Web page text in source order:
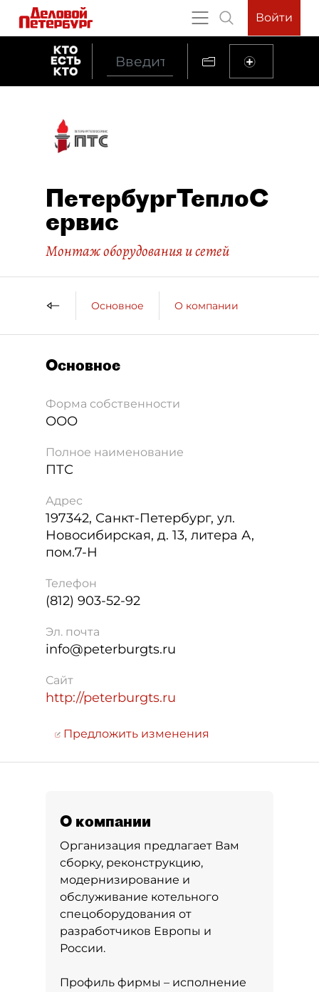
Войти
ПетербургТеплоС
ервис
Монтаж оборудования и сетей
Основное О компании
Основное
Форма собственности
ООО
Полное наименование
ПТС
Адрес
197342, Санкт-Петербург, ул.
Новосибирская, д. 13, литера А,
пом.7-Н
Телефон
(812) 903-52-92
Эл. почта
info@peterburgts.ru
Сайт
http://peterburgts.ru
Предложить изменения
О компании
Организация предлагает Вам
сборку, реконструкцию,
модернизирование и
обслуживание котельного
спецоборудования от
разработчиков Европы и
России.
Профиль фирмы – исполнение